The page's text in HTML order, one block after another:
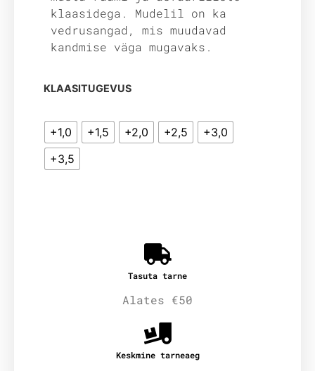
klaasidega. Mudelil on ka
vedrusangad, mis muudavad
kandmise väga mugavaks.
KLAASITUGEVUS
+1,0 +1,5 +2,0 +2,5
+3,0
+3,5
Tasuta tarne
Alates €50
Keskmine tarneaeg